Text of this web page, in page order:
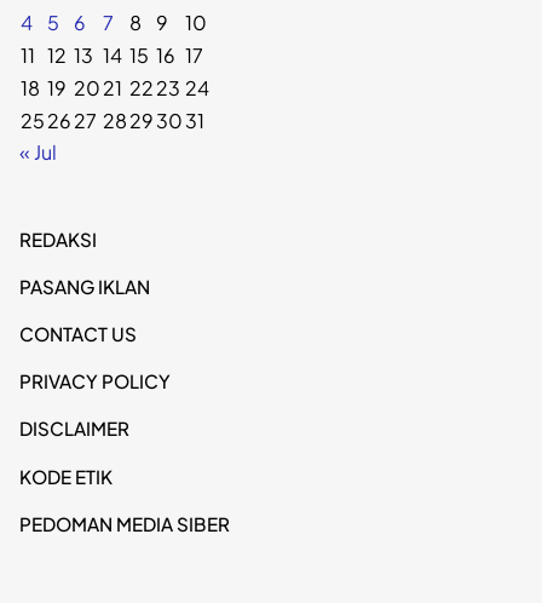
4
5 6 7 8 9
10
11 12 13 14 15 16 17
18 19 2021 2223 24
252627 28293031
« Jul
REDAKSI
PASANG IKLAN
CONTACT US
PRIVACY POLICY
DISCLAIMER
KODE ETIK
PEDOMAN MEDIA SIBER